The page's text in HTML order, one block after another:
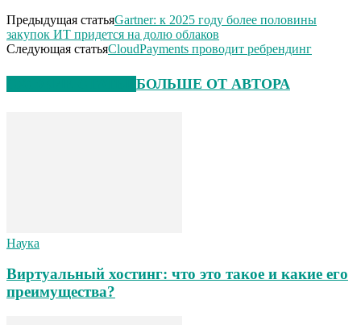
Предыдущая статьяGartner: к 2025 году более половины
закупок ИТ придется на долю облаков
Следующая статьяCloudPayments проводит ребрендинг
БОЛЬШЕ ОТ АВТОРА
Наука
Виртуальный хостинг: что это такое и какие его
преимущества?